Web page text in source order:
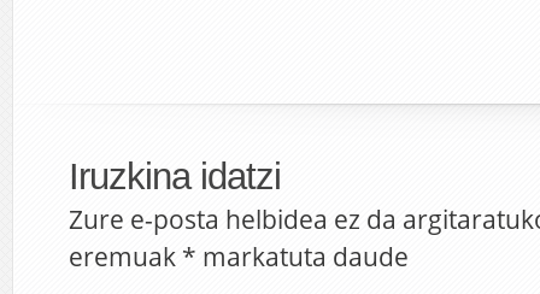
Iruzkina idatzi
Zure e-posta helbidea ez da
eremuak * markatuta daude